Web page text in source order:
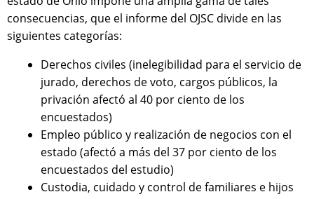
consecuencias, que el informe del OJSC divide en las
siguientes categorías:
Derechos civiles (inelegibilidad para el servicio de
jurado, derechos de voto, cargos públicos, la
privación afectó al 40 por ciento de los
encuestados)
Empleo público y realización de negocios con el
estado (afectó a más del 37 por ciento de los
encuestados del estudio)
Custodia, cuidado y control de familiares e hijos